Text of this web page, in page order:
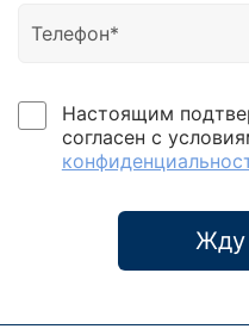
Настоящим
согласен с
Жду